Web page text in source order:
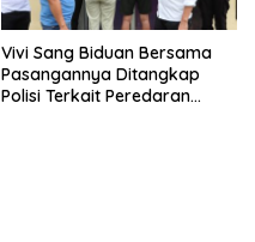
Vivi Sang Biduan Bersama
Pasangannya Ditangkap
Polisi Terkait Peredaran